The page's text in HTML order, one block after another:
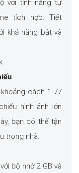
với tính năng tự
tích hợp. Tiết
khả năng bật và
cách 1.77
hình ảnh lớn
bạn có thể tận
trong nhà.
bộ nhớ 2 GB và